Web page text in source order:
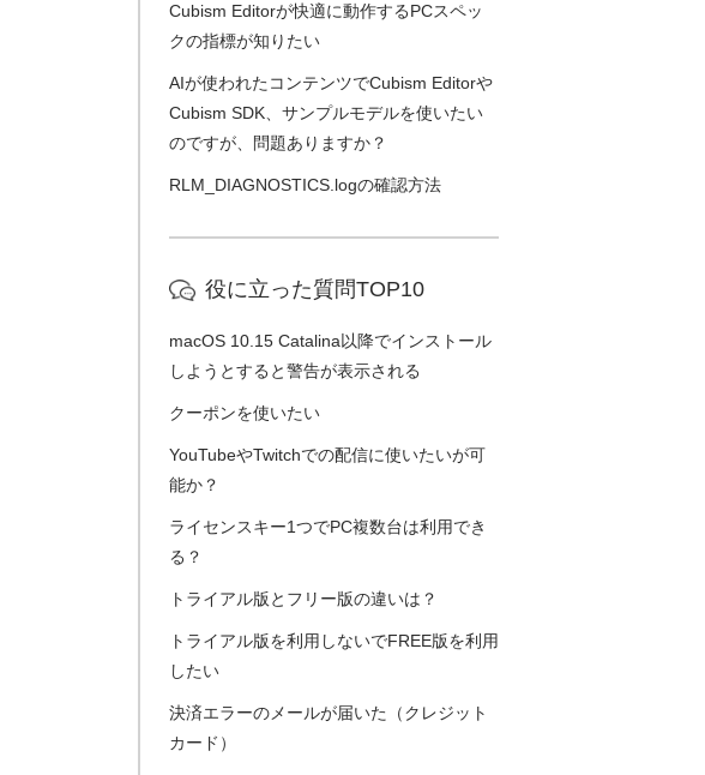
Cubism Editorが快適に動作するPCスペッ
クの指標が知りたい
AIが使われたコンテンツでCubism Editorや
Cubism SDK、サンプルモデルを使いたい
のですが、問題ありますか？
RLM_DIAGNOSTICS.logの確認方法
役に立った質問TOP10
macOS 10.15 Catalina以降でインストール
しようとすると警告が表示される
クーポンを使いたい
YouTubeやTwitchでの配信に使いたいが可
能か？
ライセンスキー1つでPC複数台は利用でき
る？
トライアル版とフリー版の違いは？
トライアル版を利用しないでFREE版を利用
したい
決済エラーのメールが届いた（クレジット
カード）